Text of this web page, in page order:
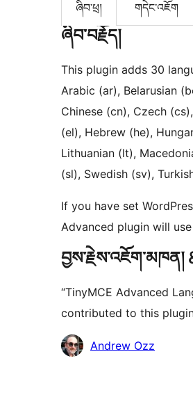
ཞིབ་ཕྲ། གདེང་འཇོག
ཞིབ་བརྗོད།
This plugin adds 30
Arabic (ar), Belarusian
Chinese (cn), Czech
(el), Hebrew (he),
Lithuanian (lt),
(sl), Swedish (sv),
If you have set
Advanced plugin will
བྱས་རྗེས་འཇོག་མཁན།
“TinyMCE Advanced
contributed to this
བྱས་
Andrew Ozz